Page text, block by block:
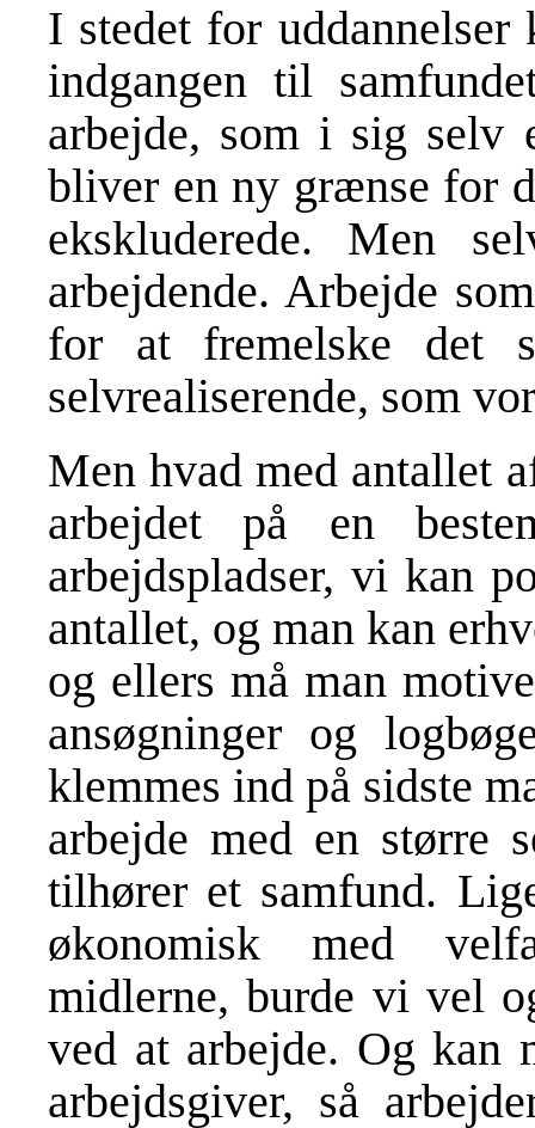
I stedet for
indgangen til
arbejde, som i sig selv
bliver en ny grænse for
ekskluderede. Men
arbejdende. Arbejde
for at fremelske det
selvrealiserende, som
Men hvad med antallet
arbejdet på en
arbejdspladser, vi kan
antallet, og man kan
og ellers må man
ansøgninger og
klemmes ind på sidste
arbejde med en større
tilhører et samfund.
økonomisk med
midlerne, burde vi vel
ved at arbejde. Og kan
arbejdsgiver, så